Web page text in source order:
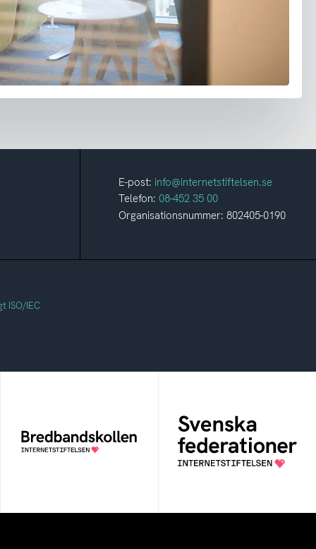
E-post: info@internetstiftelsen.se
Telefon: 08-452 35 00
Organisationsnummer: 802405-0190
ISO/IEC
oberoende
konsumentverktyg som
Grunden för
medlemskap i en
sektors- eller
kontextspecifik